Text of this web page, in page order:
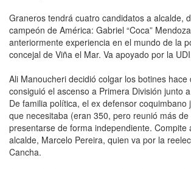
Graneros tendrá cuatro candidatos a alcalde,
campeón de América: Gabriel “Coca”
anteriormente experiencia en el mundo de la
concejal de Viña el Mar. Va apoyado por la
Ali Manoucheri decidió colgar los botines hace
consiguió el ascenso a Primera División junto
De familia política, el ex defensor coquimbano
que necesitaba (eran 350, pero reunió más
presentarse de forma independiente. Compite
alcalde, Marcelo Pereira, quien va por la
Cancha.